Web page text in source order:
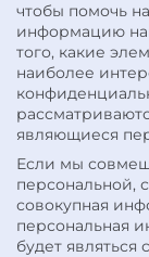
чтобы помочь
информацию
того, какие
наиболее
являющиеся
Если мы
персональной,
совокупная
персональная
будет